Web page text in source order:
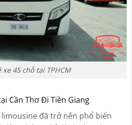
xe 45 chỗ tại TPHCM
Cần Thơ Đi Tiền Giang
đã trở nên phổ biến